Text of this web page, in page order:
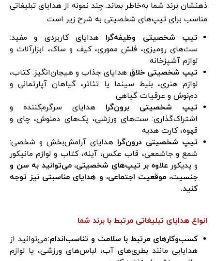
ذهنشان برند شما به‌خاطر بماند. چند نمونه از هدایای تبلیغاتی
مناسب برای تیپ‌های شخصیتی به شرح زیر است.
تیپ شخصیتی وظیفه‌گرا هدایای کاربردی و مفید:
ست‌های رومیزی، فلش مموری، کیف و ساک، ابزارآلات و
لوازم آشپزخانه
تیپ شخصیتی خلاقهدایای جذاب و هیجان‌انگیز: کتاب،
لوازم هنری، بلیط سینما یا تئاتر، گیاهان آپارتمانی و
دم‌نوش و عرقیات گیاهی
تیپ شخصیتی برون‌گرا هدایای سرگرم‌کننده و
اشتراک‌گذاری: ست‌های ورزشی، پک‌های دمنوش، چای و
قهوه، کارت هدیه
تیپ شخصیتی درون‌گرا هدایای آرامش‌بخش و شخصی:
شمع و جاشمعی، قاب عکس، آینه، کتاب و لوازم مانیکور
و پدیکور علاوه بر تیپ‌های شخصیتی، می‌توانید به سن و
جنسیت، موقعیت اجتماعی، و هدایای مناسبتی نیز توجه
کنید.
انواع هدایای تبلیغاتی مرتبط با برند شما
کسب‌وکارهای مرتبط با سلامت و تناسب‌اندام:می‌توانید از
هدایایی مانند بطری‌های آب، لباس‌های ورزشی، یا لوازم